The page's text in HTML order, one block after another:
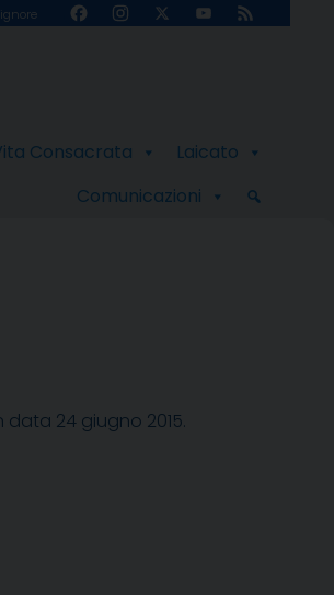
FacebookInstagram
X
YouTube
Feed
Consacrata
Laicato
Comunicazioni
24 giugno 2015.